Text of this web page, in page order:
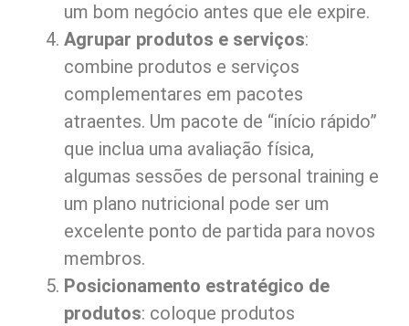
um bom negócio antes que ele expire.
Agrupar produtos e serviços:
combine produtos e serviços
complementares em pacotes
atraentes. Um pacote de “início rápido”
que inclua uma avaliação física,
algumas sessões de personal training e
um plano nutricional pode ser um
excelente ponto de partida para novos
membros.
Posicionamento estratégico de
produtos: coloque produtos